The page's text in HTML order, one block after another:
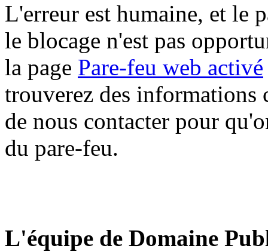
L'erreur est humaine, et le
le blocage n'est pas
la page Pare-feu web activé
trouverez des informations
de nous contacter pour
du pare-feu.
L'équipe de Domaine